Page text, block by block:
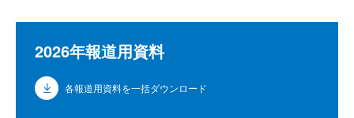
2026年報道用資料
各報道用資料を一括ダウンロード